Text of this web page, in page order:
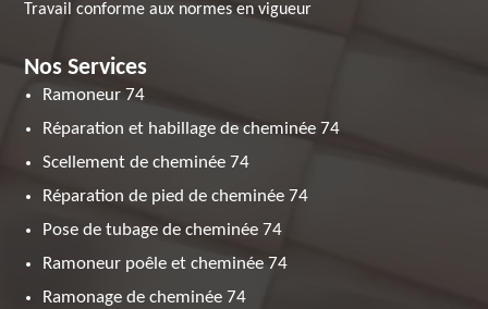
Travail conforme aux normes en vigueur
Nos Services
Ramoneur 74
Réparation et habillage de cheminée 74
Scellement de cheminée 74
Réparation de pied de cheminée 74
Pose de tubage de cheminée 74
Ramoneur poêle et cheminée 74
Ramonage de cheminée 74